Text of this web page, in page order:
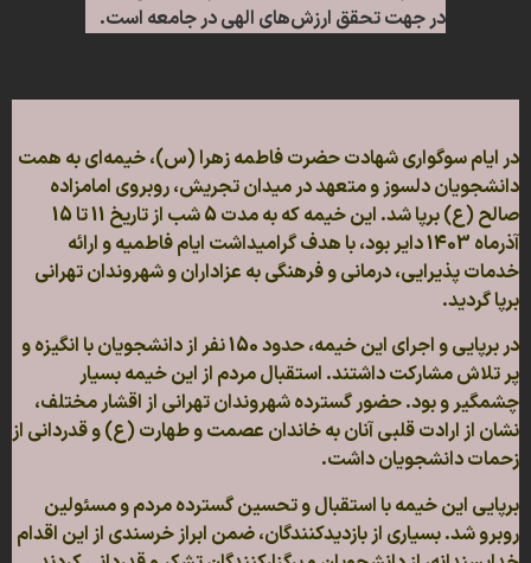
در جهت تحقق ارزش‌های الهی در جامعه است.
در ایام سوگواری شهادت حضرت فاطمه زهرا (س)، خیمه‌ای به همت
دانشجویان دلسوز و متعهد در میدان تجریش، روبروی امامزاده
صالح (ع) برپا شد. این خیمه که به مدت 5 شب از تاریخ 11 تا 15
آذرماه 1403 دایر بود، با هدف گرامیداشت ایام فاطمیه و ارائه
خدمات پذیرایی، درمانی و فرهنگی به عزاداران و شهروندان تهرانی
برپا گردید.
در برپایی و اجرای این خیمه، حدود 150 نفر از دانشجویان با انگیزه و
پر تلاش مشارکت داشتند. استقبال مردم از این خیمه بسیار
چشمگیر و بود. حضور گسترده شهروندان تهرانی از اقشار مختلف،
نشان از ارادت قلبی آنان به خاندان عصمت و طهارت (ع) و قدردانی از
زحمات دانشجویان داشت.
برپایی این خیمه با استقبال و تحسین گسترده مردم و مسئولین
روبرو شد. بسیاری از بازدیدکنندگان، ضمن ابراز خرسندی از این اقدام